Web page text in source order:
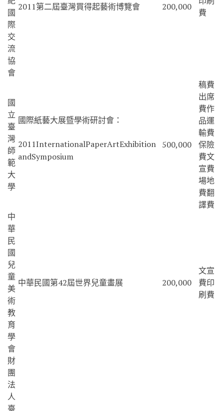
國
際
交
流
協
會
2011第二屆臺灣買得起藝術博覽會 200,000
費
國
立
臺
灣
師
範
大
學
國際紙藝大展暨學術研討會：
2011InternationalPaperArtExhibition
andSymposium
500,000
稿費
出席
費作
品運
輸費
保險
費文
宣費
場地
費翻
譯費
中
華
民
國
兒
童
美
術
教
育
學
會
中華民國第42屆世界兒童畫展 200,000
文宣
費印
刷費
財
團
法
人
臺